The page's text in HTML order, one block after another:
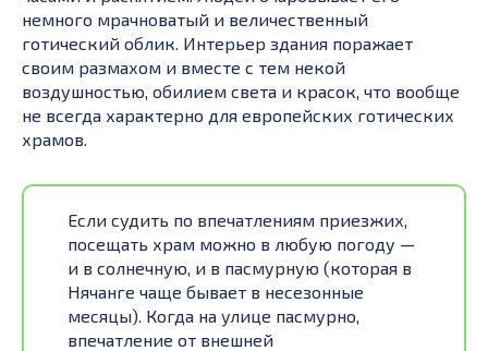
немного мрачноватый и величественный
готический облик. Интерьер здания поражает
своим размахом и вместе с тем некой
воздушностью, обилием света и красок, что вообще
не всегда характерно для европейских готических
храмов.
Если судить по впечатлениям приезжих,
посещать храм можно в любую погоду —
и в солнечную, и в пасмурную (которая в
Нячанге чаще бывает в несезонные
месяцы). Когда на улице пасмурно,
впечатление от внешней